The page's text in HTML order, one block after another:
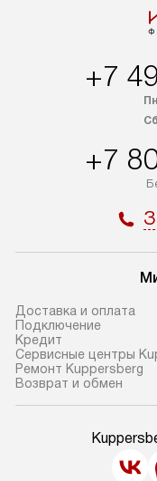
+7
+7
Доставка и оплата
Подключение
Кредит
Сервисные центры
Ремонт Kuppersberg
Возврат и обмен